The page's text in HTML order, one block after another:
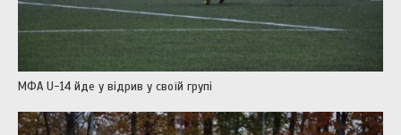
МФА U-14 йде у відрив у своїй групі